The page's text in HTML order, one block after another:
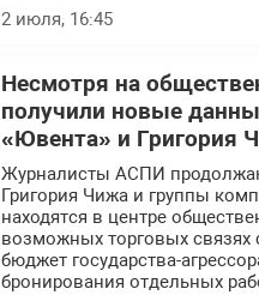
2 июля, 16:45
Несмотря на
получили новые
«Ювента» и Григория
Журналисты АСПИ
Григория Чижа и группы
находятся в центре
возможных торговых связях
бюджет государства-
бронирования отдельных